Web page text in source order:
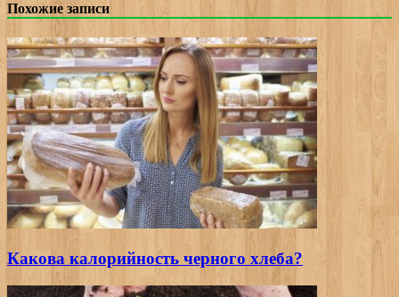
Похожие записи
Какова калорийность черного хлеба?